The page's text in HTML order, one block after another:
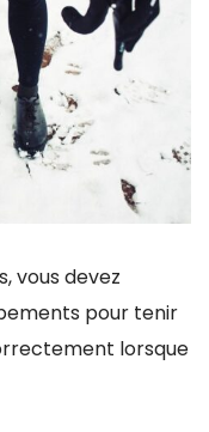
vous devez
pour tenir
lorsque